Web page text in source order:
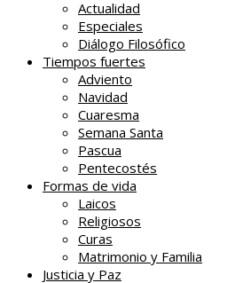
Actualidad
Especiales
Diálogo Filosófico
Tiempos fuertes
Adviento
Navidad
Cuaresma
Semana Santa
Pascua
Pentecostés
Formas de vida
Laicos
Religiosos
Curas
Matrimonio y Familia
Justicia y Paz